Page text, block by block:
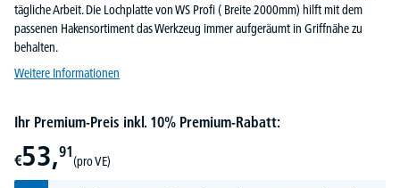
tägliche Arbeit. Die Lochplatte von WS Profi ( Breite 2000mm) hilft mit dem
passenen Hakensortiment das Werkzeug immer aufgeräumt in Griffnähe zu
behalten.
Weitere Informationen
Ihr Premium-Preis inkl. 10% Premium-Rabatt:
€53,91
(pro VE)